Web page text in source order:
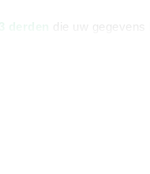
derden die uw gegevens